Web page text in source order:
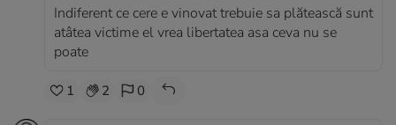
Indiferent ce cere e vinovat trebuie sa plătească sunt
atâtea victime el vrea libertatea asa ceva nu se
poate
1 2 0